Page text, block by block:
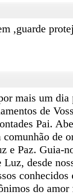
,guarde
mais um dia
de
Pai.
de
e Paz. Guia-
desde
conhecidos
do